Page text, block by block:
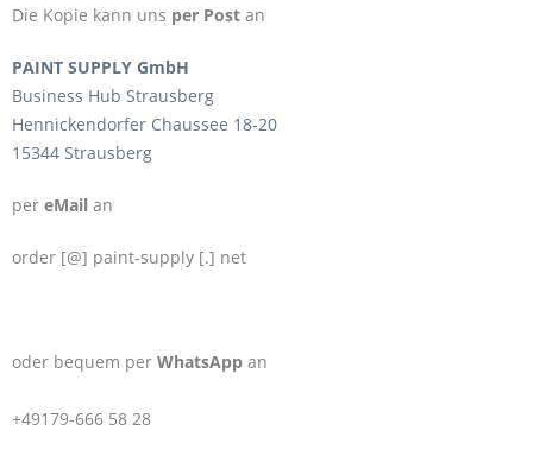
Die Kopie kann uns per Post an
PAINT SUPPLY GmbH
Business Hub Strausberg
Hennickendorfer Chaussee 18-20
15344 Strausberg
per eMail an
order [@] paint-supply [.] net
oder bequem per WhatsApp an
+49179-666 58 28